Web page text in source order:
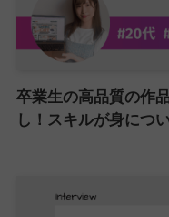
卒業生の高品質の作
し！スキルが身につ